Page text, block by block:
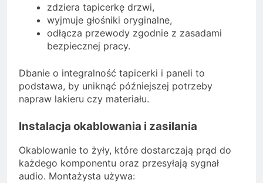
zdziera tapicerkę drzwi,
wyjmuje głośniki oryginalne,
odłącza przewody zgodnie z zasadami
bezpiecznej pracy.
Dbanie o integralność tapicerki i paneli to
podstawa, by uniknąć późniejszej potrzeby
napraw lakieru czy materiału.
Instalacja okablowania i zasilania
Okablowanie to żyły, które dostarczają prąd do
każdego komponentu oraz przesyłają sygnał
audio. Montażysta używa: